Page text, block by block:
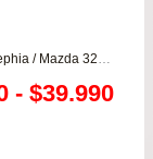
- $39.990